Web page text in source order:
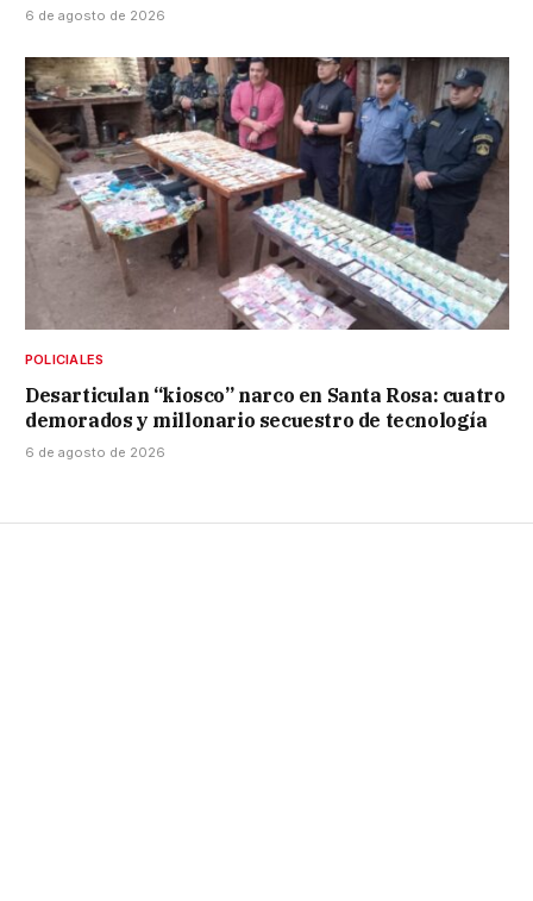
6 de agosto de 2026
POLICIALES
Desarticulan “kiosco” narco en Santa Rosa: cuatro
demorados y millonario secuestro de tecnología
6 de agosto de 2026